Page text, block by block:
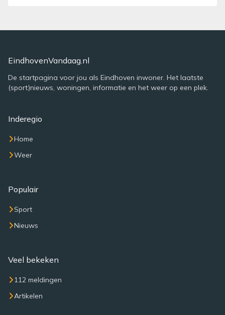
EindhovenVandaag.nl
De startpagina voor jou als Eindhoven inwoner. Het laatste
(sport)nieuws, woningen, informatie en het weer op een plek.
Inderegio
Home
Weer
Populair
Sport
Nieuws
Veel bekeken
112 meldingen
Artikelen